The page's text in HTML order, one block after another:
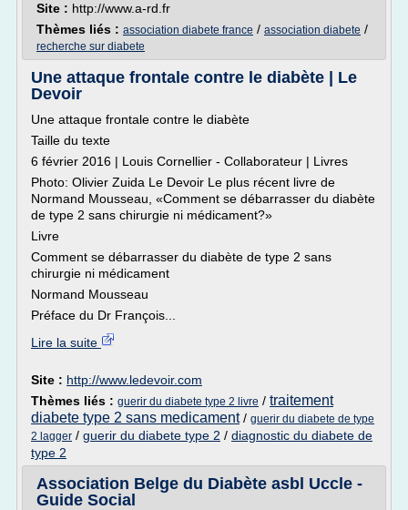
Site : http://www.a-rd.fr
Thèmes liés : association diabete france / association diabete /
recherche sur diabete
Une attaque frontale contre le diabète | Le
Devoir
Une attaque frontale contre le diabète
Taille du texte
6 février 2016 | Louis Cornellier - Collaborateur | Livres
Photo: Olivier Zuida Le Devoir Le plus récent livre de
Normand Mousseau, «Comment se débarrasser du diabète
de type 2 sans chirurgie ni médicament?»
Livre
Comment se débarrasser du diabète de type 2 sans
chirurgie ni médicament
Normand Mousseau
Préface du Dr François...
Lire la suite
Site : http://www.ledevoir.com
Thèmes liés : guerir du diabete type 2 livre / traitement
diabete type 2 sans medicament/ guerir du diabete de type
2 lagger / guerir du diabete type 2 / diagnostic du diabete de
type 2
Association Belge du Diabète asbl Uccle -
Guide Social